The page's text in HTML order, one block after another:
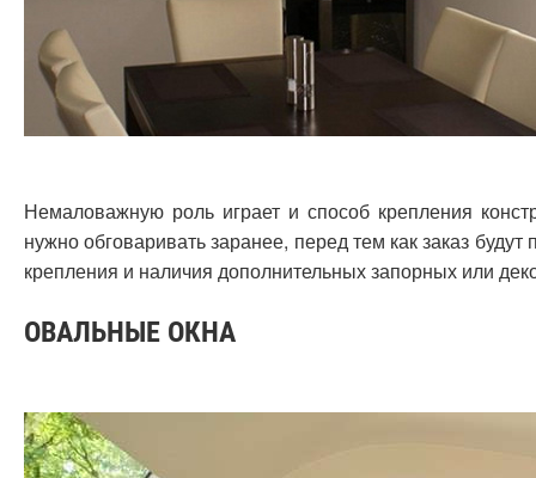
Немаловажную роль играет и способ крепления
нужно обговаривать заранее, перед тем как заказ
крепления и наличия дополнительных запорных или
ОВАЛЬНЫЕ ОКНА